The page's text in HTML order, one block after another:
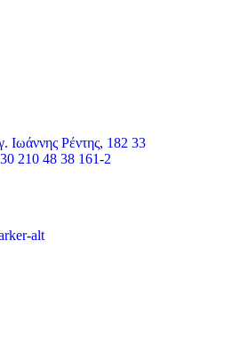
Ιωάννης Ρέντης, 182 33
210 48 38 161-2
alt